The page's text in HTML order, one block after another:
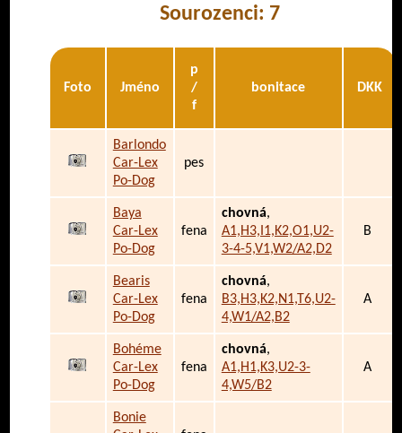
Sourozenci: 7
Foto Jméno
p
/
f
bonitace DKK
Barlondo
Car-Lex
Po-Dog
pes
Baya
Car-Lex
Po-Dog
fena
chovná,
A1,H3,I1,K2,O1,U2-
3-4-5,V1,W2/A2,D2
B
Bearis
Car-Lex
Po-Dog
fena
chovná,
B3,H3,K2,N1,T6,U2-
4,W1/A2,B2
A
Bohéme
Car-Lex
Po-Dog
fena
chovná,
A1,H1,K3,U2-3-
4,W5/B2
A
Bonie